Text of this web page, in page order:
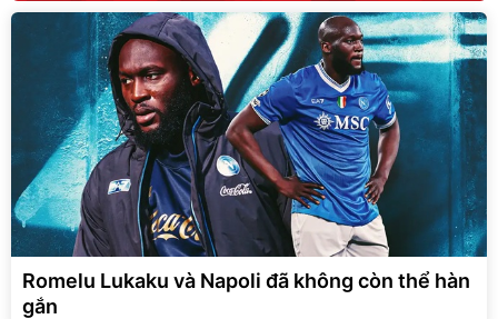
Romelu Lukaku và Napoli đã không còn thể hàn
gắn